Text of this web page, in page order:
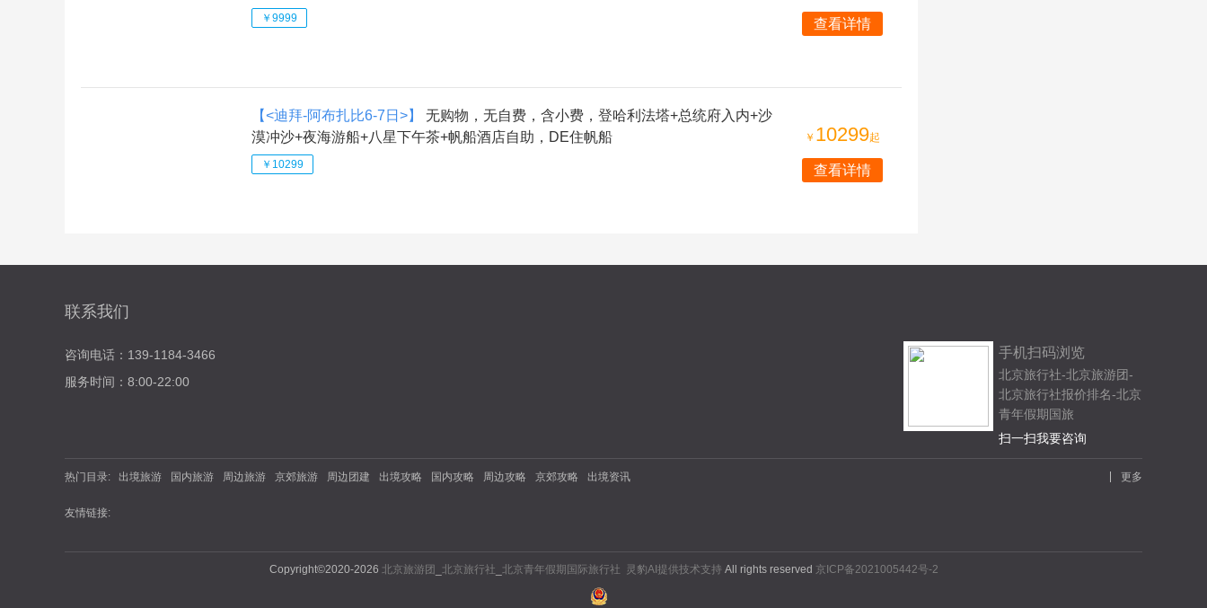
￥9999 查看详情
【<迪拜-阿布扎比6-7日>】
无购物，无自费，含小费，登哈利法塔+总统府入内+沙
漠冲沙+夜海游船+八星下午茶+帆船酒店自助，DE住帆船
￥10299
￥ 10299起
查看详情
联系我们
咨询电话：139-1184-3466
服务时间：8:00-22:00
手机扫码浏览
北京旅行社-北京旅游团-
北京旅行社报价排名-北京
青年假期国旅
扫一扫我要咨询
热门目录: 出境旅游 国内旅游 周边旅游 京郊旅游 周边团建 出境攻略 国内攻略 周边攻略 京郊攻略 出境资讯 更多
友情链接:
Copyright©2020-2026 北京旅游团 北京旅行社 北京青年假期国际旅行社 灵豹AI提供技术支持All rights reserved 京ICP备2021005442号-2